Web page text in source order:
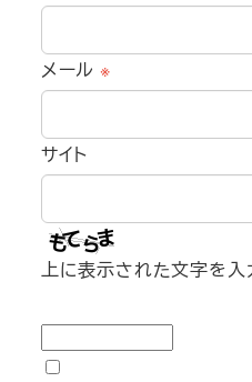
メール ※
サイト
上に表示された文字を入